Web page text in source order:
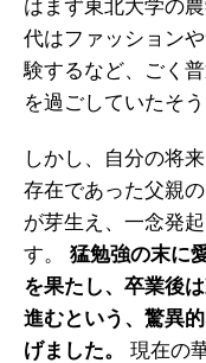
はまず東北大学の
代はファッション
験するなど、ごく
を過ごしていたそう
しかし、自分の将
存在であった父親
が芽生え、一念発
す。 猛勉強の末に
を果たし、卒業後
進むという、驚異
げました。
現在の